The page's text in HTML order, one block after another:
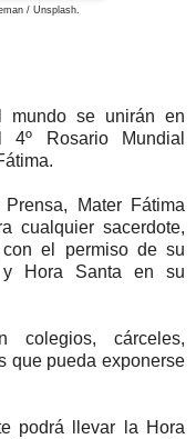
/ Unsplash.
mundo se unirán en
Rosario Mundial
Mater Fátima
cualquier sacerdote,
el permiso de su
y Hora Santa en su
colegios, cárceles,
que pueda exponerse
podrá llevar la Hora